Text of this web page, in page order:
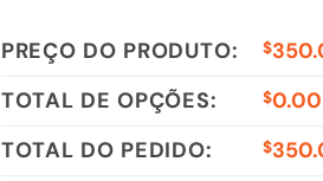
PREÇO DO PRODUTO: $
TOTAL DE OPÇÕES:
$0.00
TOTAL DO PEDIDO:
$